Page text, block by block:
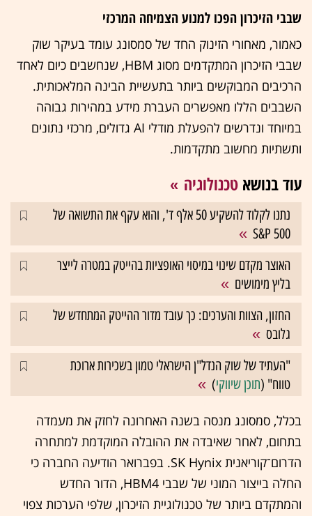
שבבי הזיכרון הפכו למנוע הצמיחה המרכזי
כאמור, מאחורי הזינוק החד של סמסונג עומד בעיקר שוק
שבבי הזיכרון המתקדמים מסוג HBM, שנחשבים כיום לאחד
הרכיבים המבוקשים ביותר בתעשיית הבינה המלאכותית.
השבבים הללו מאפשרים העברת מידע במהירות גבוהה
במיוחד ונדרשים להפעלת מודלי AI גדולים, מרכזי נתונים
ותשתיות מחשוב מתקדמות.
עוד בנושא טכנולוגיה
נתנו לקלוד להשקיע 50 אלף ד', והוא עקף את התשואה של
S&P 500
האוצר מקדם שינוי במיסוי האופציות בהייטק במטרה לייצר
בליץ מימושים
החזון, הצוות והערכים: כך עובד מדור ההייטק המתחדש של
גלובס
"העתיד של שוק הנדל"ן הישראלי טמון בשכירות ארוכת
טווח" (תוכן שיווקי)
בכלל, סמסונג מנסה בשנה האחרונה לחזק את מעמדה
בתחום, לאחר שאיבדה את ההובלה המוקדמת למתחרה
הדרום־קוריאנית SK Hynix. בפברואר הודיעה החברה כי
החלה בייצור המוני של שבבי HBM4, הדור החדש
והמתקדם ביותר של טכנולוגיית הזיכרון, שלפי הערכות צפוי